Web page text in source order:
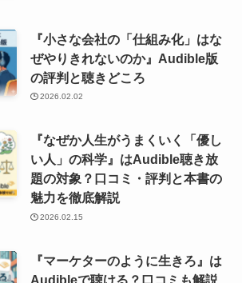
『小さな会社の「仕組み化」はな
ぜやりきれないのか』Audible版
の評判と聴きどころ
2026.02.02
『なぜか人生がうまくいく「優し
い人」の科学』はAudible聴き放
題の対象？口コミ・評判と本書の
魅力を徹底解説
2026.02.15
『マーケターのように生きろ』は
Audibleで聴ける？口コミも解説